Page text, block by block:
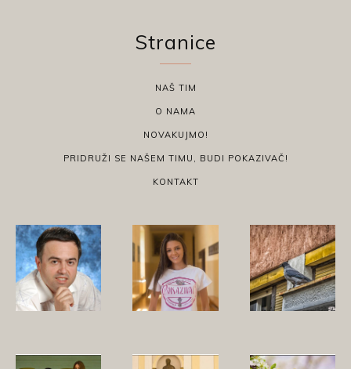
Stranice
NAŠ TIM
O NAMA
NOVAKUJMO!
PRIDRUŽI SE NAŠEM TIMU, BUDI POKAZIVAČ!
KONTAKT